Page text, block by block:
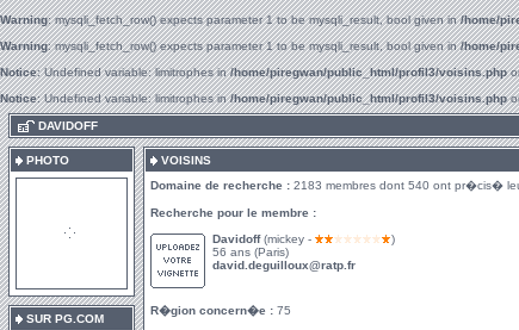
Warning: mysqli_fetch_row() expects parameter 1 to be mysqli_result, bool given in/home/
Warning: mysqli_fetch_row() expects parameter 1 to be mysqli_result, bool given in/home/
Notice: Undefined variable: limitrophes in/home/piregwan/public_html/profil3/voisins.php
Notice: Undefined variable: limitrophes in/home/piregwan/public_html/profil3/voisins.php
DAVIDOFF
PHOTO
SUR PG.COM
VOISINS
Domaine de recherche : 2183 membres dont 540 ont pr�cis�
Recherche pour le membre :
Davidoff(mickey -
)
56 ans (Paris)
david.deguilloux@ratp.fr
R�gion concern�e : 75